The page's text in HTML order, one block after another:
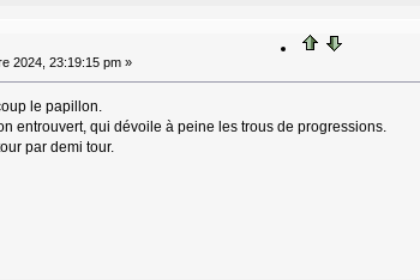
2024, 23:19:15 pm »
le papillon.
entrouvert, qui dévoile à peine les trous de progressions.
par demi tour.